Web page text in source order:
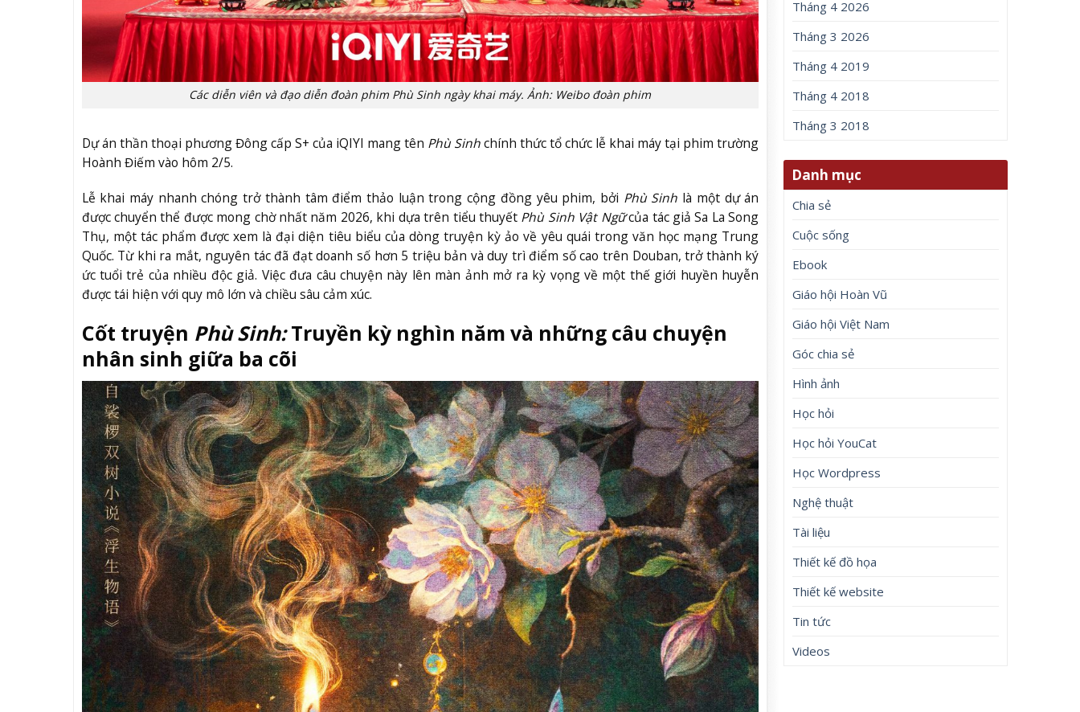
Các diễn viên và đạo diễn đoàn phim Phù Sinh ngày khai máy. Ảnh: Weibo đoàn phim
Dự án thần thoại phương Đông cấp S+ của iQIYI mang tên Phù Sinhchính thức tổ chức lễ khai máy tại phim trường
Hoành Điếm vào hôm 2/5.
Lễ khai máy nhanh chóng trở thành tâm điểm thảo luận trong cộng đồng yêu phim, bởi Phù Sinh là một dự án
được chuyển thể được mong chờ nhất năm 2026, khi dựa trên tiểu thuyết Phù Sinh Vật Ngữcủa tác giả Sa La Song
Thụ, một tác phẩm được xem là đại diện tiêu biểu của dòng truyện kỳ ảo về yêu quái trong văn học mạng Trung
Quốc. Từ khi ra mắt, nguyên tác đã đạt doanh số hơn 5 triệu bản và duy trì điểm số cao trên Douban, trở thành ký
ức tuổi trẻ của nhiều độc giả. Việc đưa câu chuyện này lên màn ảnh mở ra kỳ vọng về một thế giới huyền huyễn
được tái hiện với quy mô lớn và chiều sâu cảm xúc.
Cốt truyện Phù Sinh:Truyền kỳ nghìn năm và những câu chuyện
nhân sinh giữa ba cõi
Tháng 4 2026
Tháng 3 2026
Tháng 4 2019
Tháng 4 2018
Tháng 3 2018
Danh mục
Chia sẻ
Cuộc sống
Ebook
Giáo hội Hoàn Vũ
Giáo hội Việt Nam
Góc chia sẻ
Hình ảnh
Học hỏi
Học hỏi YouCat
Học Wordpress
Nghệ thuật
Tài liệu
Thiết kế đồ họa
Thiết kế website
Tin tức
Videos